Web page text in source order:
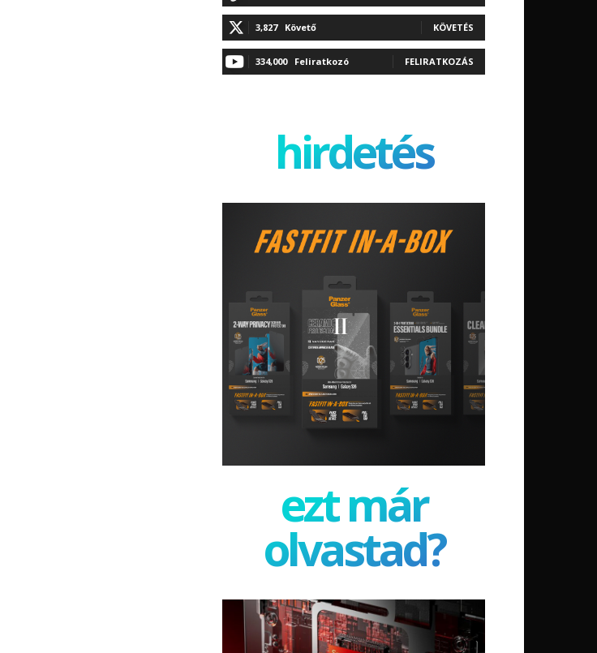
3,827 Követő KÖVETÉS
334,000 Feliratkozó FELIRATKOZÁS
hirdetés
ezt már
olvastad?